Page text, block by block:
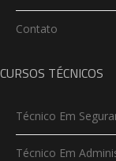
Contato
CURSOS TÉCNICOS
Técnico Em
Técnico Em